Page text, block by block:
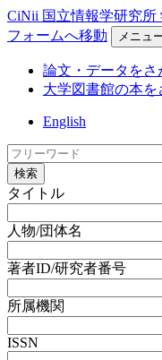
CiNii 国立情報学研究
フォームへ移動
メニュ
論文・データをさ
大学図書館の本を
English
検索
タイトル
人物/団体名
著者ID/研究者番号
所属機関
ISSN